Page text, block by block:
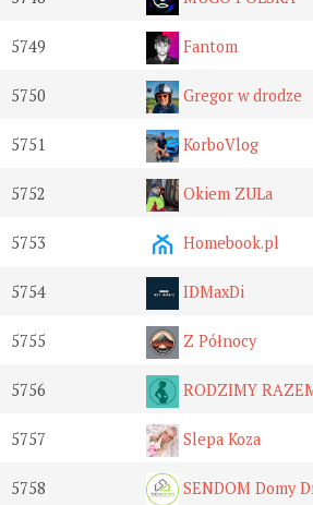
5749 Fantom
5750 Gregor w drodze
5751 KorboVlog
5752 Okiem ZULa
5753 Homebook.pl
5754 IDMaxDi
5755 Z Północy
5756 RODZIMY
5757 Slepa Koza
5758 SENDOM Domy